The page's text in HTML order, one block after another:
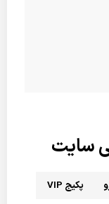
سایت
پکیج VIP